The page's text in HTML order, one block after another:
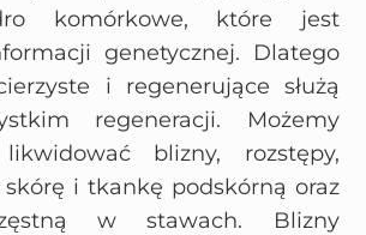
komórkowe, które jest
genetycznej. Dlatego
i regenerujące służą
regeneracji. Możemy
blizny, rozstępy,
i tkankę podskórną oraz
w stawach. Blizny